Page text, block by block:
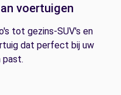
voertuigen
tot gezins-SUV's en
dat perfect bij uw